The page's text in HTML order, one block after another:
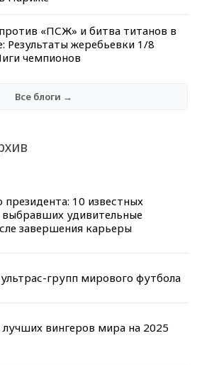
«ПСЖ» и битва титанов в
Результаты жеребьевки 1/8
чемпионов
Все блоги →
10 известных
удивительные
завершения карьеры
групп мирового футбола
лучших вингеров мира на 2025